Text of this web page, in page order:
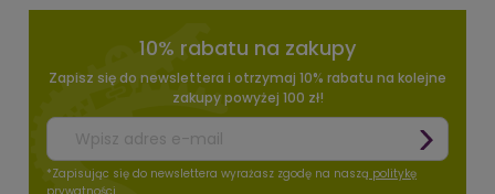
10% rabatu na zakupy
Zapisz się do newslettera i otrzymaj 10% rabatu na kolejne
zakupy powyżej 100 zł!
*Zapisując się do newslettera wyrażasz zgodę na naszą politykę